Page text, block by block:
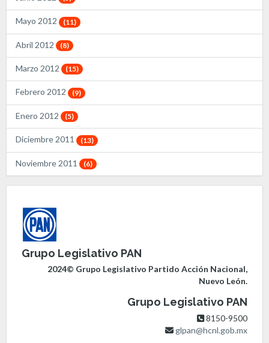
Mayo 2012 (11)
Abril 2012 (8)
Marzo 2012 (15)
Febrero 2012 (9)
Enero 2012 (5)
Diciembre 2011 (13)
Noviembre 2011 (6)
Grupo Legislativo PAN
2024© Grupo Legislativo Partido Acción Nacional,
Nuevo León.
Grupo Legislativo PAN
8150-9500
glpan@hcnl.gob.mx